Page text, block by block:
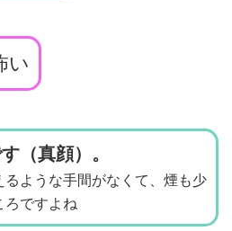
い
（真顔）。
るような手間がなくて、煙も少
ろですよね